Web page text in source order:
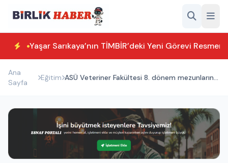
Yaşar Sarıkaya’nın TİMBİR’deki Yeni Görevi
Ana
Sayfa
Eğitim ASÜ Veteriner Fakültesi 8. dönem mezunlarını